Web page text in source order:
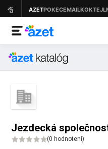
Jezdecká
(0 hodnotení)